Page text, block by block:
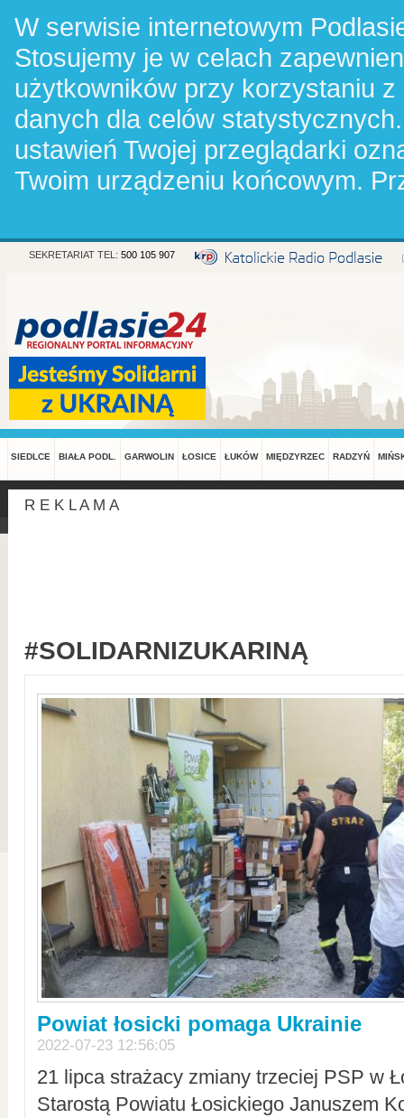
W serwisie internetowym
Stosujemy je w celach
użytkowników przy korzystaniu
danych dla celów
ustawień Twojej przeglądarki
Twoim urządzeniu końcowym.
SEKRETARIAT TEL: 500 105 907
SIEDLCE BIAŁA PODL. GARWOLIN ŁOSICE ŁUKÓW MIĘDZYRZEC RADZYŃ
R E K L A M A
#SOLIDARNIZUKARINĄ
Powiat łosicki pomaga Ukrainie
2022-07-23 12:56:05
21 lipca strażacy zmiany trzeciej PSP w
Starostą Powiatu Łosickiego Januszem